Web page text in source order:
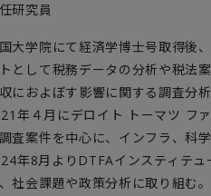
研究員
大学院にて経済学博士号取得
として税務データの分析や税法
におよぼす影響に関する調査分
年４月にデロイト トーマツ フ
査案件を中心に、インフラ、科
年8月よりDTFAインスティテ
社会課題や政策分析に取り組む。